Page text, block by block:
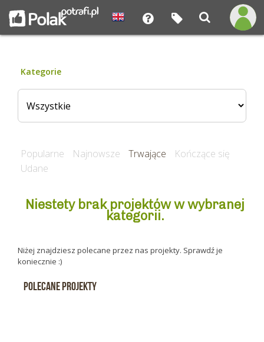
Kategorie
Popularne Najnowsze Trwające
Kończące się
Udane
Niestety brak projektów w wybranej
kategorii.
Niżej znajdziesz polecane przez nas projekty. Sprawdź je
koniecznie :)
Polecane projekty